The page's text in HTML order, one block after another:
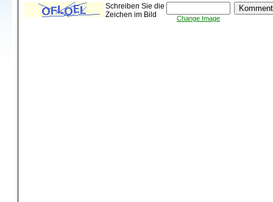
Schreiben Sie die
Zeichen im Bild
Change Image